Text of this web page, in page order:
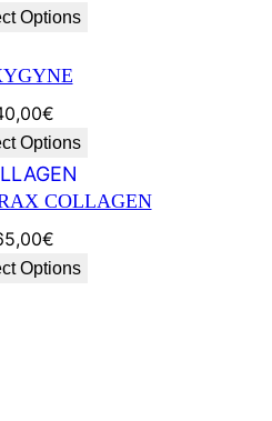
Options
€
Options
COLLAGEN
€
Options